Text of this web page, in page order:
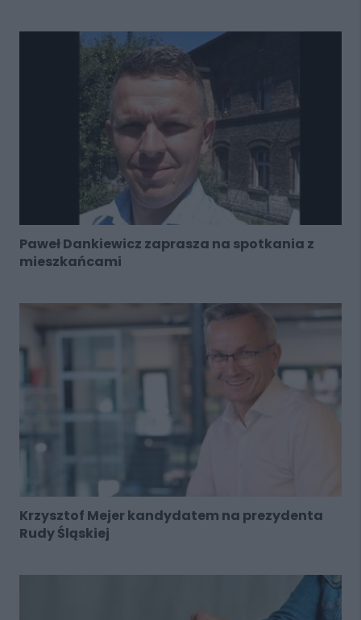
Paweł Dankiewicz zaprasza na spotkania z
mieszkańcami
Krzysztof Mejer kandydatem na prezydenta
Rudy Śląskiej